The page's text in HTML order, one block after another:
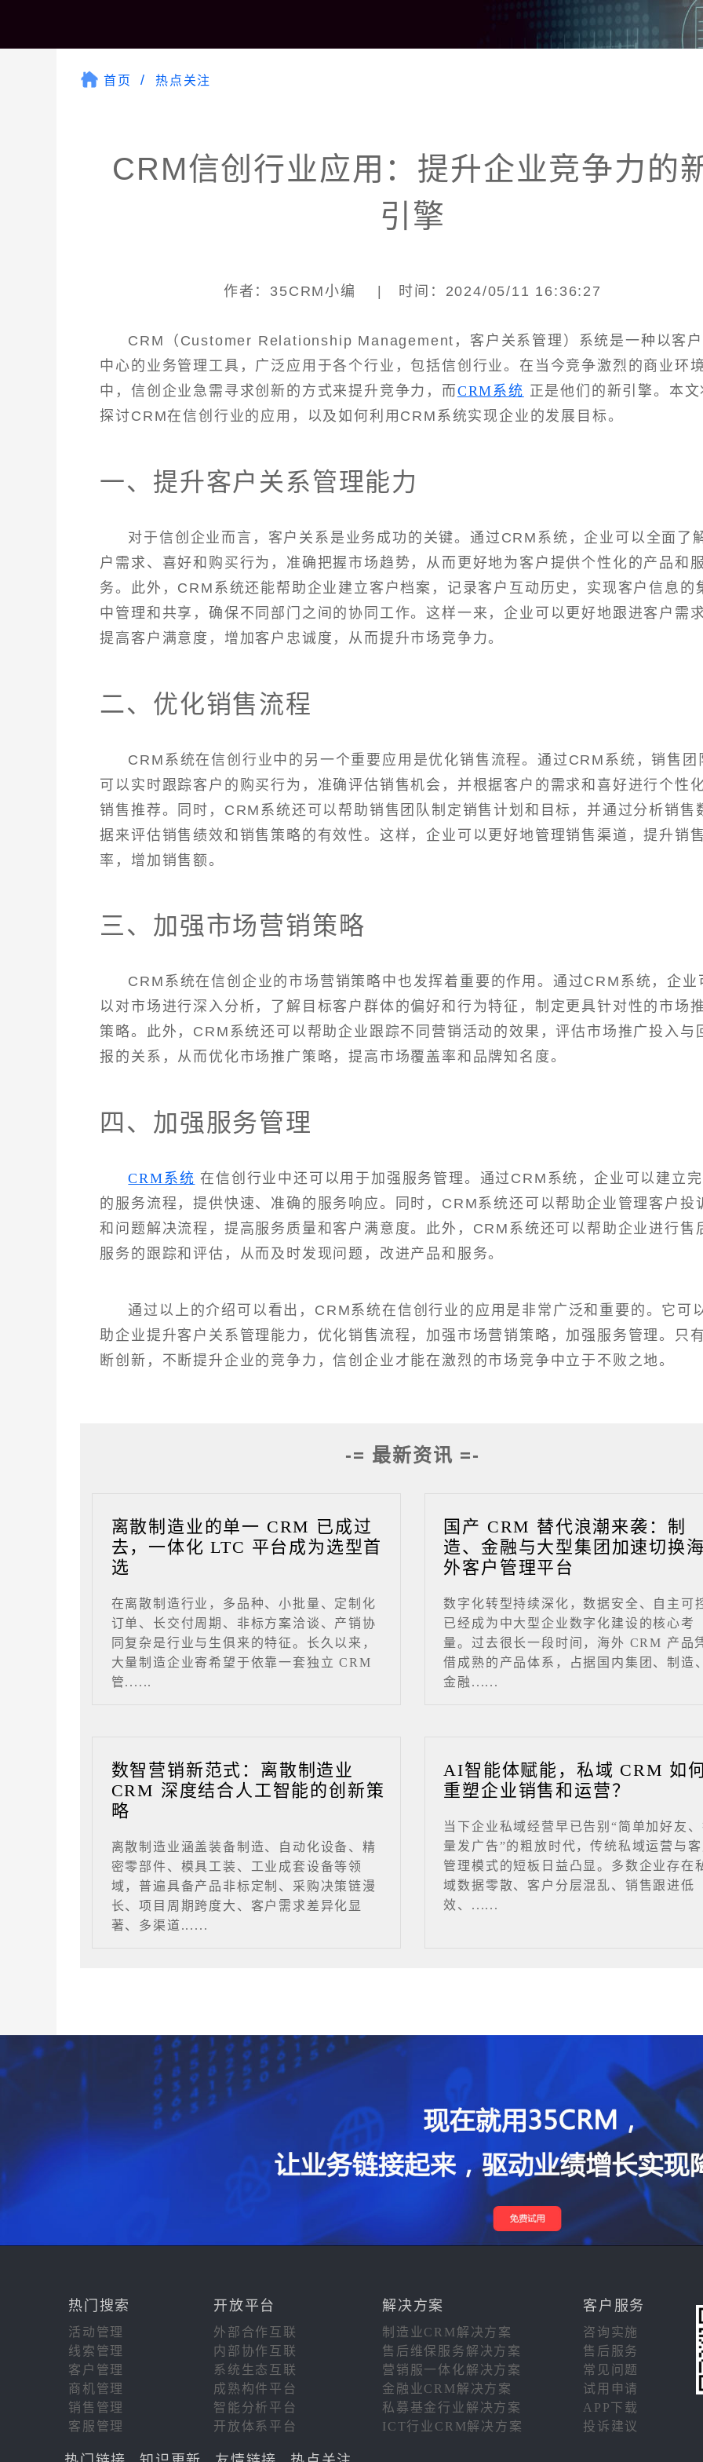
首页 热点关注
CRM信创行业应用：提升企业竞争力的
引擎
作者：35CRM小编 | 时间：2024/05/11 16:36:27
CRM（Customer Relationship Management，客户关系管理）系统是一种以客户
中心的业务管理工具，广泛应用于各个行业，包括信创行业。在当今竞争激烈的商业环境
中，信创企业急需寻求创新的方式来提升竞争力，而CRM系统 正是他们的新引擎。本文
探讨CRM在信创行业的应用，以及如何利用CRM系统实现企业的发展目标。
一、提升客户关系管理能力
对于信创企业而言，客户关系是业务成功的关键。通过CRM系统，企业可以全面了
户需求、喜好和购买行为，准确把握市场趋势，从而更好地为客户提供个性化的产品和服
务。此外，CRM系统还能帮助企业建立客户档案，记录客户互动历史，实现客户信息的
中管理和共享，确保不同部门之间的协同工作。这样一来，企业可以更好地跟进客户需求
提高客户满意度，增加客户忠诚度，从而提升市场竞争力。
二、优化销售流程
CRM系统在信创行业中的另一个重要应用是优化销售流程。通过CRM系统，销售团
可以实时跟踪客户的购买行为，准确评估销售机会，并根据客户的需求和喜好进行个性
销售推荐。同时，CRM系统还可以帮助销售团队制定销售计划和目标，并通过分析销售
据来评估销售绩效和销售策略的有效性。这样，企业可以更好地管理销售渠道，提升销
率，增加销售额。
三、加强市场营销策略
CRM系统在信创企业的市场营销策略中也发挥着重要的作用。通过CRM系统，企业
以对市场进行深入分析，了解目标客户群体的偏好和行为特征，制定更具针对性的市场
策略。此外，CRM系统还可以帮助企业跟踪不同营销活动的效果，评估市场推广投入与
报的关系，从而优化市场推广策略，提高市场覆盖率和品牌知名度。
四、加强服务管理
CRM系统 在信创行业中还可以用于加强服务管理。通过CRM系统，企业可以建立
的服务流程，提供快速、准确的服务响应。同时，CRM系统还可以帮助企业管理客户投
和问题解决流程，提高服务质量和客户满意度。此外，CRM系统还可以帮助企业进行售
服务的跟踪和评估，从而及时发现问题，改进产品和服务。
通过以上的介绍可以看出，CRM系统在信创行业的应用是非常广泛和重要的。它可
助企业提升客户关系管理能力，优化销售流程，加强市场营销策略，加强服务管理。只
断创新，不断提升企业的竞争力，信创企业才能在激烈的市场竞争中立于不败之地。
-= 最新资讯 =-
离散制造业的单一 CRM 已成过
去，一体化 LTC 平台成为选型首
选
在离散制造行业，多品种、小批量、定制化
订单、长交付周期、非标方案洽谈、产销协
同复杂是行业与生俱来的特征。长久以来，
大量制造企业寄希望于依靠一套独立 CRM
管......
国产 CRM 替代浪潮来袭：制
造、金融与大型集团加速切换海
外客户管理平台
数字化转型持续深化，数据安全、自主可
已经成为中大型企业数字化建设的核心考
量。过去很长一段时间，海外 CRM 产品
借成熟的产品体系，占据国内集团、制造、
金融......
数智营销新范式：离散制造业
CRM 深度结合人工智能的创新策
略
离散制造业涵盖装备制造、自动化设备、精
密零部件、模具工装、工业成套设备等领
域，普遍具备产品非标定制、采购决策链漫
长、项目周期跨度大、客户需求差异化显
著、多渠道......
AI智能体赋能，私域 CRM 如
重塑企业销售和运营？
当下企业私域经营早已告别“简单加好友
量发广告”的粗放时代，传统私域运营与客
管理模式的短板日益凸显。多数企业存在
域数据零散、客户分层混乱、销售跟进低
效、......
热门搜索 开放平台
活动管理
外部合作互联
线索管理
内部协作互联
客户管理
系统生态互联
商机管理
成熟构件平台
销售管理
智能分析平台
客服管理
开放体系平台
解决方案 客户服务
制造业CRM解决方案
咨询实施
售后维保服务解决方案
售后服务
营销服一体化解决方案
常见问题
金融业CRM解决方案
试用申请
私募基金行业解决方案
APP下载
ICT行业CRM解决方案
投诉建议